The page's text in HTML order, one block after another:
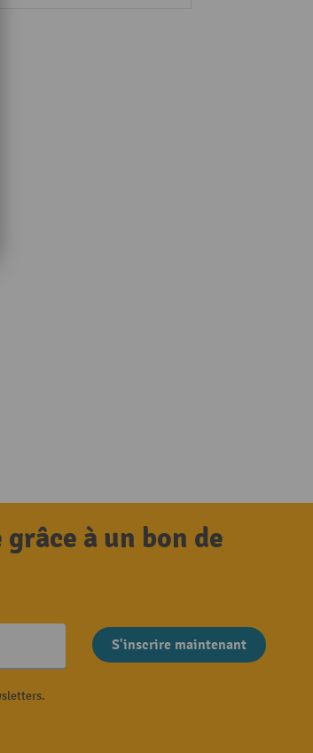
à un bon de
S'inscrire maintenant